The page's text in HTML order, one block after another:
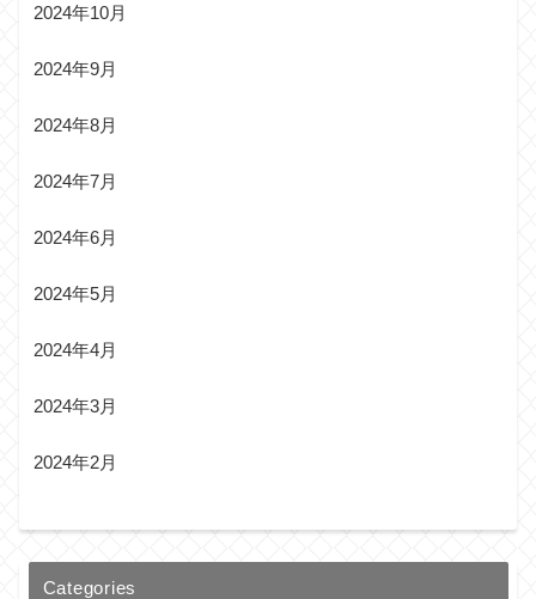
2024年10月
2024年9月
2024年8月
2024年7月
2024年6月
2024年5月
2024年4月
2024年3月
2024年2月
Categories